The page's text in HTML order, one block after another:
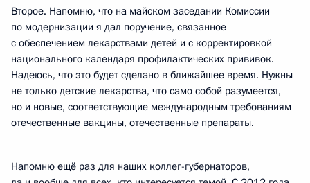
Второе. Напомню, что на майском заседании Комиссии
по модернизации я дал поручение, связанное
с обеспечением лекарствами детей и с корректировкой
национального календаря профилактических прививок.
Надеюсь, что это будет сделано в ближайшее время. Нужны
не только детские лекарства, что само собой разумеется,
но и новые, соответствующие международным требованиям
отечественные вакцины, отечественные препараты.
Напомню ещё раз для наших коллег-губернаторов,